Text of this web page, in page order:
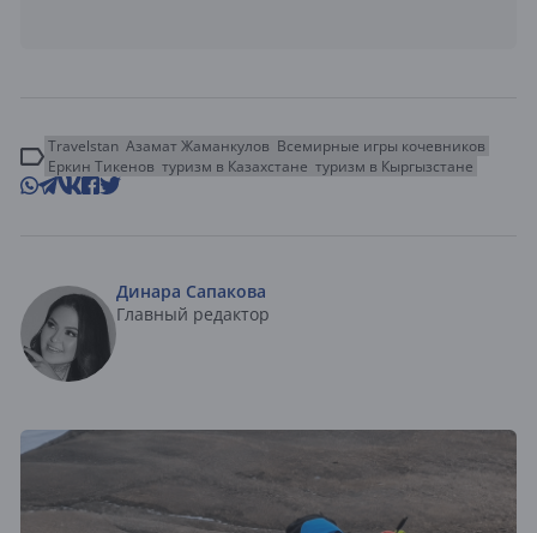
Travelstan Азамат Жаманкулов Всемирные игры кочевников
Еркин Тикенов туризм в Казахстане туризм в Кыргызстане
Динара Сапакова
Главный редактор